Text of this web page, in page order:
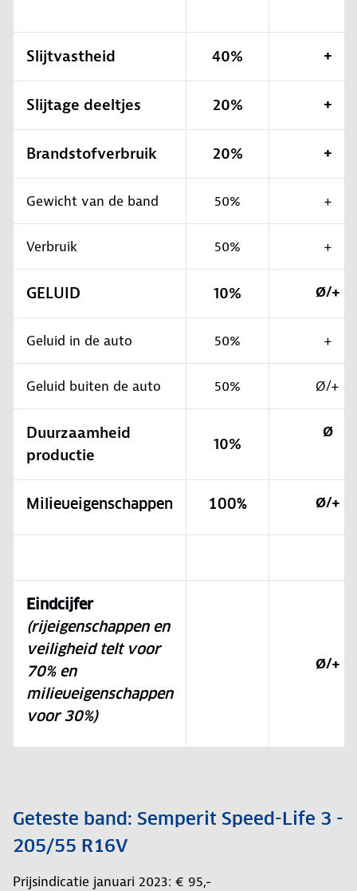
Slijtvastheid 40% +
Slijtage deeltjes 20% +
Brandstofverbruik 20% +
Gewicht van de band 50% +
Verbruik 50% +
GELUID 10% Ø/+
Geluid in de auto 50% +
Geluid buiten de auto 50% Ø/+
Duurzaamheid
productie
10%
Ø
Milieueigenschappen 100% Ø/+
Eindcijfer
(rijeigenschappen en
veiligheid telt voor
70% en
milieueigenschappen
voor 30%)
Ø/+
Geteste band: Semperit Speed-Life 3 -
205/55 R16V
Prijsindicatie januari 2023: € 95,-